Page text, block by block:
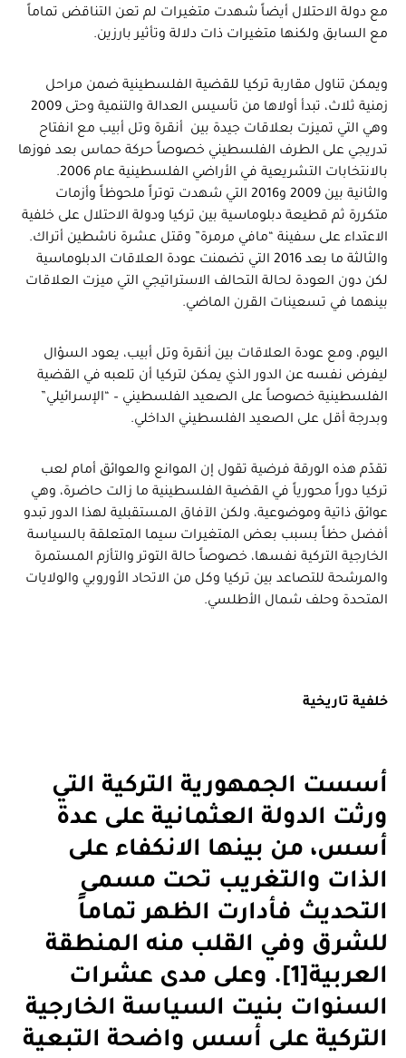
مع دولة الاحتلال أيضاً شهدت متغيرات لم تعن التناقض تماماً
مع السابق ولكنها متغيرات ذات دلالة وتأثير بارزين.
ويمكن تناول مقاربة تركيا للقضية الفلسطينية ضمن مراحل
زمنية ثلاث، تبدأ أولاها من تأسيس العدالة والتنمية وحتى 2009
وهي التي تميزت بعلاقات جيدة بين أنقرة وتل أبيب مع انفتاح
تدريجي على الطرف الفلسطيني خصوصاً حركة حماس بعد فوزها
بالانتخابات التشريعية في الأراضي الفلسطينية عام 2006.
والثانية بين 2009 و2016 التي شهدت توتراً ملحوظاً وأزمات
متكررة ثم قطيعة دبلوماسية بين تركيا ودولة الاحتلال على خلفية
الاعتداء على سفينة “مافي مرمرة” وقتل عشرة ناشطين أتراك.
والثالثة ما بعد 2016 التي تضمنت عودة العلاقات الدبلوماسية
لكن دون العودة لحالة التحالف الاستراتيجي التي ميزت العلاقات
بينهما في تسعينات القرن الماضي.
اليوم، ومع عودة العلاقات بين أنقرة وتل أبيب، يعود السؤال
ليفرض نفسه عن الدور الذي يمكن لتركيا أن تلعبه في القضية
الفلسطينية خصوصاً على الصعيد الفلسطيني – “الإسرائيلي”
وبدرجة أقل على الصعيد الفلسطيني الداخلي.
تقدّم هذه الورقة فرضية تقول إن الموانع والعوائق أمام لعب
تركيا دوراً محورياً في القضية الفلسطينية ما زالت حاضرة، وهي
عوائق ذاتية وموضوعية، ولكن الآفاق المستقبلية لهذا الدور تبدو
أفضل حظاً بسبب بعض المتغيرات سيما المتعلقة بالسياسة
الخارجية التركية نفسها، خصوصاً حالة التوتر والتأزم المستمرة
والمرشحة للتصاعد بين تركيا وكل من الاتحاد الأوروبي والولايات
المتحدة وحلف شمال الأطلسي.
خلفية تاريخية
أسست الجمهورية التركية التي
ورثت الدولة العثمانية على عدة
أسس، من بينها الانكفاء على
الذات والتغريب تحت مسمى
التحديث فأدارت الظهر تماماً
للشرق وفي القلب منه المنطقة
العربية[1]
. وعلى مدى عشرات
السنوات بنيت السياسة الخارجية
التركية على أسس واضحة التبعية